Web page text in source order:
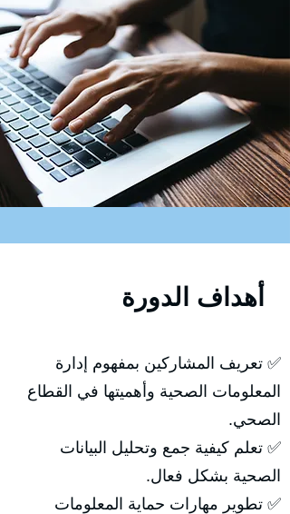
✅ تعريف المشاركين بمفهوم إدارة
المعلومات الصحية وأهميتها في القطاع
الصحي.
✅ تعلم كيفية جمع وتحليل البيانات
الصحية بشكل فعال.
✅ تطوير مهارات حماية المعلومات